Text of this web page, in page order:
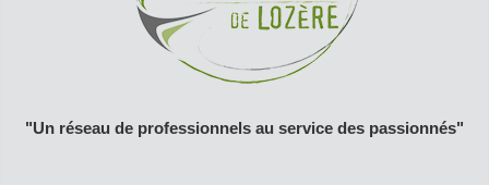
"Un réseau de professionnels au service des passionnés"